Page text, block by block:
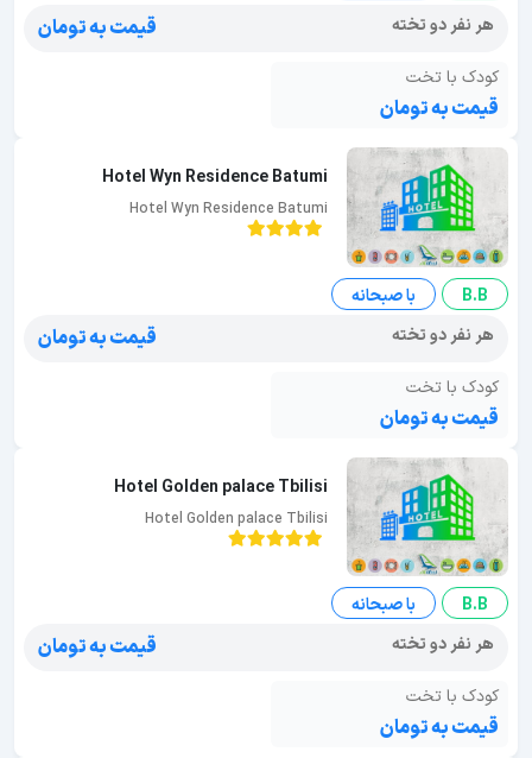
هر نفر دو تخته
قیمت به تومان
کودک با تخت
قیمت به تومان
Hotel Wyn Residence Batumi
Hotel Wyn Residence Batumi
B.B
با صبحانه
هر نفر دو تخته
قیمت به تومان
کودک با تخت
قیمت به تومان
Hotel Golden palace Tbilisi
Hotel Golden palace Tbilisi
B.B
با صبحانه
هر نفر دو تخته
قیمت به تومان
کودک با تخت
قیمت به تومان